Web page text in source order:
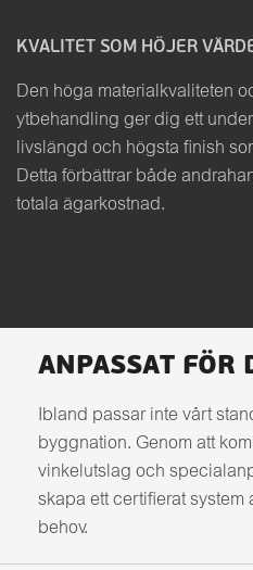
KVALITET SOM HÖJER
Den höga materialkvaliteten
ytbehandling ger dig ett
livslängd och högsta finish
Detta förbättrar både
totala ägarkostnad.
ANPASSAT FÖR
Ibland passar inte vårt
byggnation. Genom att
vinkelutslag och
skapa ett certifierat system
behov.